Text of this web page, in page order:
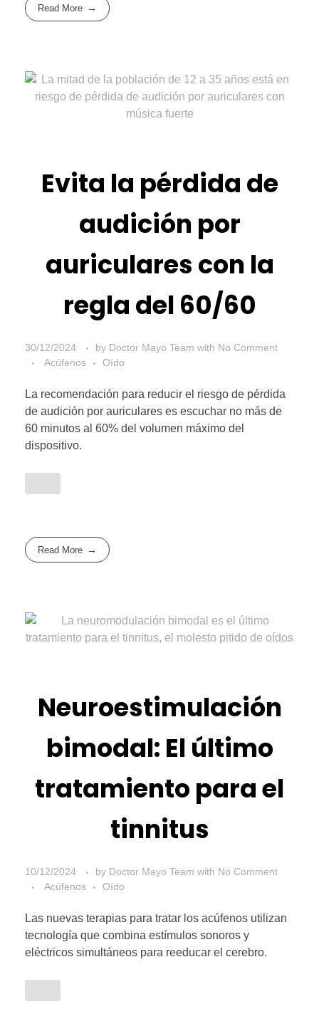
Read More
Evita la pérdida de
audición por
auriculares con la
regla del 60/60
30/12/2024 by Doctor Mayo Team with No Comment
Acúfenos
Oído
La recomendación para reducir el riesgo de pérdida
de audición por auriculares es escuchar no más de
60 minutos al 60% del volumen máximo del
dispositivo.
Read More
Neuroestimulación
bimodal: El último
tratamiento para el
tinnitus
10/12/2024 by Doctor Mayo Team with No Comment
Acúfenos
Oído
Las nuevas terapias para tratar los acúfenos utilizan
tecnología que combina estímulos sonoros y
eléctricos simultáneos para reeducar el cerebro.